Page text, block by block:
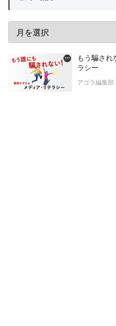
もう騙さ
ラシー
アゴラ編集部